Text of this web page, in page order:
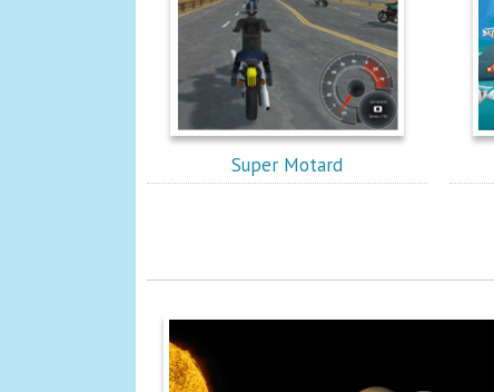
Super Motard